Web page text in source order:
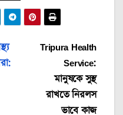
Tripura Health
Service:
মানুষকে সুস্থ
রাখতে নিরলস
ভাবে কাজ